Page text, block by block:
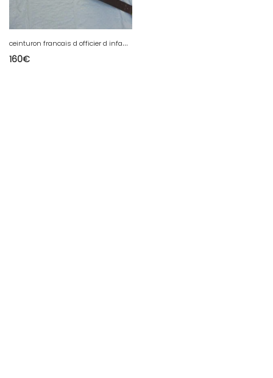
c
einturon francais d officier d infanterie de 1 guerre et sa boite
160€